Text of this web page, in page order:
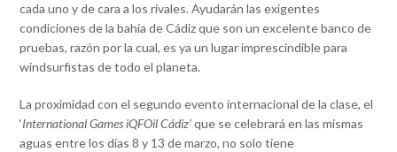
cada uno y de cara a los rivales. Ayudarán las exigentes
condiciones de la bahía de Cádiz que son un excelente banco de
pruebas, razón por la cual, es ya un lugar imprescindible para
windsurfistas de todo el planeta.
La proximidad con el segundo evento internacional de la clase, el
‘International Games iQFOil Cádiz’que se celebrará en las mismas
aguas entre los días 8 y 13 de marzo, no solo tiene